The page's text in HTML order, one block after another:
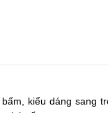
kiểu dáng sang